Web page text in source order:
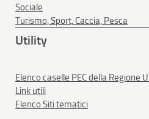
Sociale
Turismo, Sport, Caccia, Pesca
Utility
Elenco caselle PEC della Regione
Link utili
Elenco Siti tematici